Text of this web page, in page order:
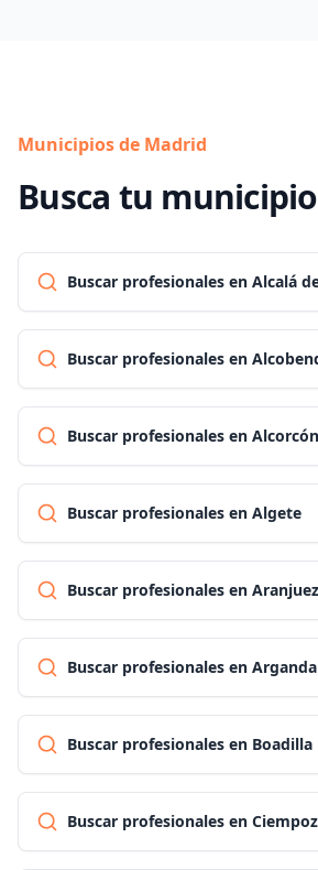
Municipios de Madrid
Busca tu municipio
Buscar profesionales en Alcalá
Buscar profesionales en
Buscar profesionales en Alcorcón
Buscar profesionales en Algete
Buscar profesionales en Aranjuez
Buscar profesionales en
Buscar profesionales en
Buscar profesionales en